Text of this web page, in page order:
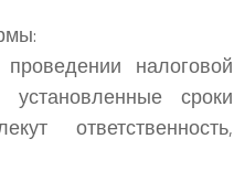
налоговой
сроки
ответственность,